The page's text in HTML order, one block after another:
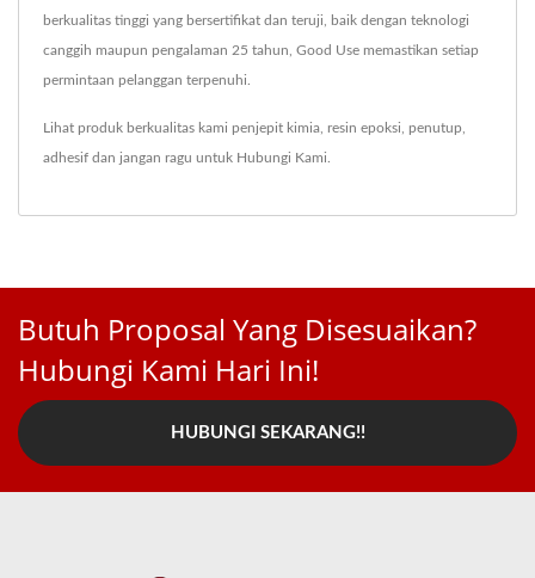
berkualitas tinggi yang bersertifikat dan teruji, baik dengan teknologi
canggih maupun pengalaman 25 tahun, Good Use memastikan setiap
permintaan pelanggan terpenuhi.
Lihat produk berkualitas kami penjepit kimia resin epoksi penutup
adhesif dan jangan ragu untuk Hubungi Kami
Butuh Proposal Yang Disesuaikan?
Hubungi Kami Hari Ini!
HUBUNGI SEKARANG!!